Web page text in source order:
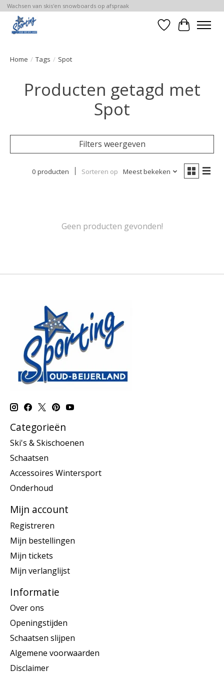
Wachsen van skis'en snowboards op afspraak
Verlanglijst
Home / Tags / Spot
Producten getagd met
Spot
Filters weergeven
0 producten Sorteren op Meest bekeken
Geen producten gevonden!
Categorieën
Ski's & Skischoenen
Schaatsen
Accessoires Wintersport
Onderhoud
Mijn account
Registreren
Mijn bestellingen
Mijn tickets
Mijn verlanglijst
Informatie
Over ons
Openingstijden
Schaatsen slijpen
Algemene voorwaarden
Disclaimer